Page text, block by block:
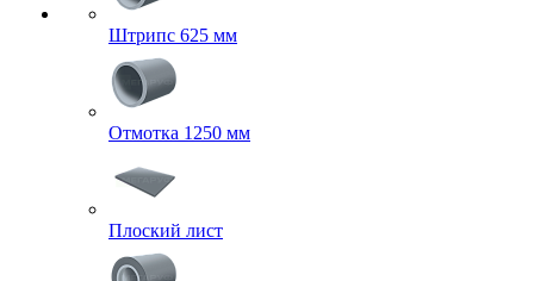
Штрипс 625 мм
Отмотка 1250 мм
Плоский лист